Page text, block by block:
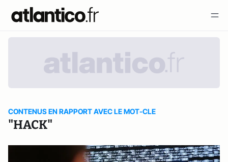
CONTENUS EN RAPPORT AVEC LE MOT-CLE
"HACK"